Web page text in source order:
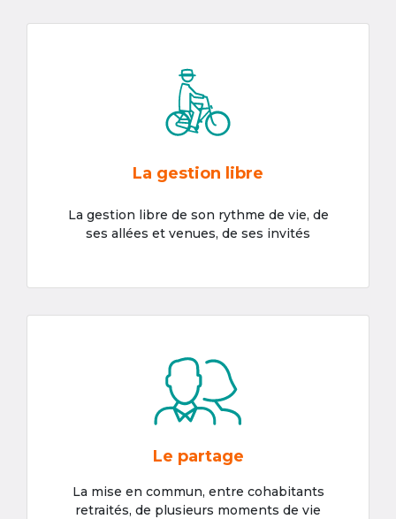
La gestion libre
La gestion libre de son rythme de vie, de
ses allées et venues, de ses invités
Le partage
La mise en commun, entre cohabitants
retraités, de plusieurs moments de vie